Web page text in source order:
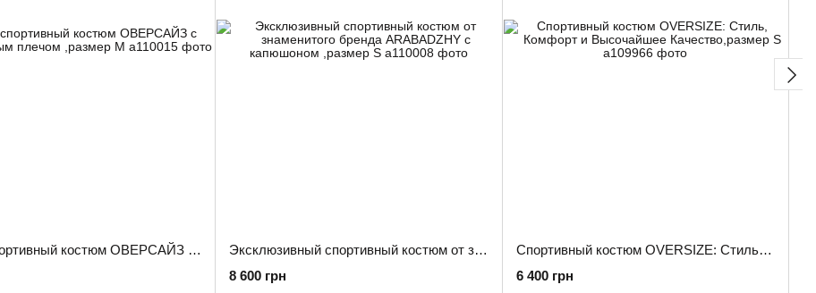
Яркий спортивный костюм ОВЕРСАЙЗ с заниженым плечом ,размер M
Эксклюзивный спортивный костюм от знаменитого бренда ARABADZHY с капюшоном ,размер S
8 600 грн
Спортивный костюм OVERSIZE: Стиль, Комфорт и Высочайшее Качество,размер S
6 400 грн